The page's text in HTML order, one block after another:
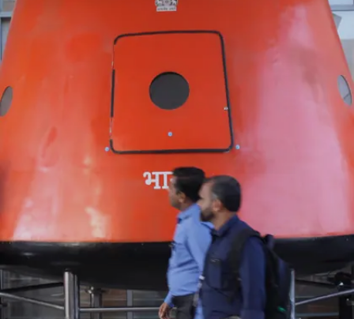
Image credits: Getty